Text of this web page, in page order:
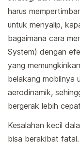
harus
untuk menyalip,
bagaimana cara
System) dengan
yang
belakang mobilnya
aerodinamik,
bergerak lebih
Kesalahan kecil
bisa berakibat